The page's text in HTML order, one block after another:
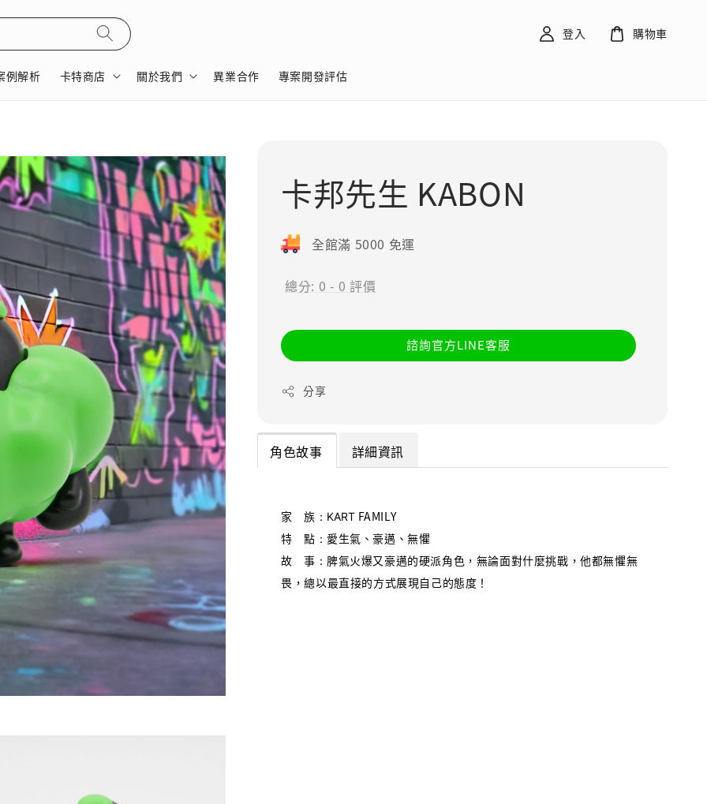
例解析 卡特商店 關於我們 異業合作 專案開發評估
登入 購物車
卡邦先生 KABON
全館滿 5000 免運
總分: 0 - 0 評價
諮詢官方LINE客服
分享
角色故事 詳細資訊
家 族 ：KART FAMILY
特 點 ： 愛生氣、豪邁、無懼
故 事 ： 脾氣火爆又豪邁的硬派角色，無論面對什麼挑戰，他都無懼無
畏，總以最直接的方式展現自己的態度！